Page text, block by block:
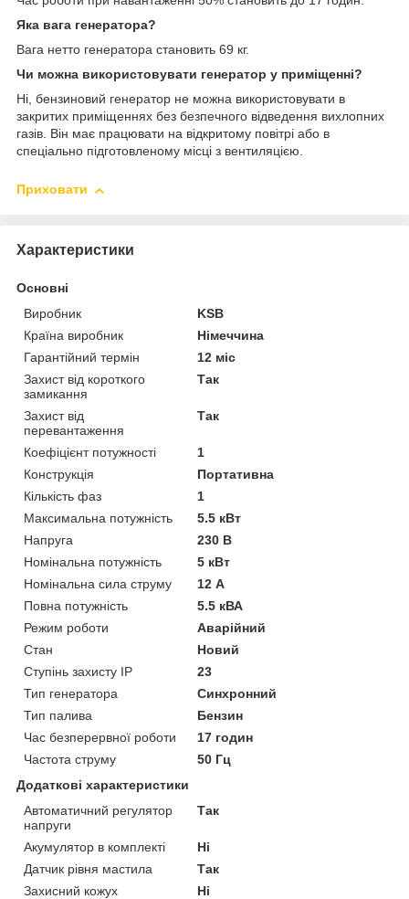
Яка вага генератора?
Вага нетто генератора становить 69 кг.
Чи можна використовувати генератор у приміщенні?
Ні, бензиновий генератор не можна використовувати в
закритих приміщеннях без безпечного відведення вихлопних
газів. Він має працювати на відкритому повітрі або в
спеціально підготовленому місці з вентиляцією.
Приховати
Характеристики
Основні
Виробник
KSB
Країна виробник
Німеччина
Гарантійний термін
12 міс
Захист від короткого
замикання
Так
Захист від
перевантаження
Так
Коефіцієнт потужності
1
Конструкція
Портативна
Кількість фаз
1
Максимальна потужність
5.5 кВт
Напруга
230 В
Номінальна потужність
5 кВт
Номінальна сила струму
12 А
Повна потужність
5.5 кВА
Режим роботи
Аварійний
Стан
Новий
Ступінь захисту IP
23
Тип генератора
Синхронний
Тип палива
Бензин
Час безперервної роботи
17 годин
Частота струму
50 Гц
Додаткові характеристики
Автоматичний регулятор
напруги
Так
Акумулятор в комплекті
Ні
Датчик рівня мастила
Так
Захисний кожух
Ні